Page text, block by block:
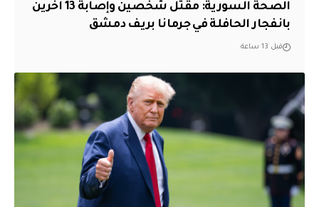
الصحة السورية: مقتل شخصين وإصابة 13 اخرين
بانفجار الحافلة في جرمانا بريف دمشق
قبل 13 ساعة